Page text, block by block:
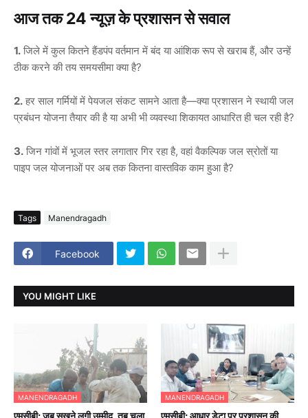
आज तक 24 न्यूज़ के प्रशासन से सवाल
1. जिले में कुल कितने हैंडपंप वर्तमान में बंद या आंशिक रूप से खराब हैं, और उन्हें
ठीक करने की तय समयसीमा क्या है?
2. हर साल गर्मियों में पेयजल संकट सामने आता है—क्या प्रशासन ने स्थायी जल
प्रबंधन योजना तैयार की है या अभी भी व्यवस्था शिकायत आधारित ही चल रही है?
3. जिन गांवों में भूजल स्तर लगातार गिर रहा है, वहां वैकल्पिक जल स्रोतों या
पाइप जल योजनाओं पर अब तक कितना वास्तविक काम हुआ है?
Tags Manendragadh
Facebook
YOU MIGHT LIKE
MANENDRAGADH MANENDRAGADH